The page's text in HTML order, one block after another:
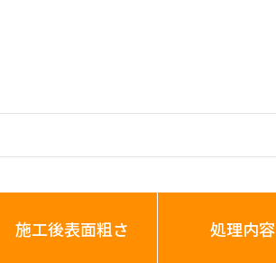
施工後表面粗さ 処理内容